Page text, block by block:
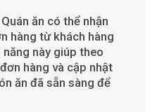
ăn có thể nhận
hàng từ khách hàng
này giúp theo
hàng và cập nhật
ăn đã sẵn sàng để